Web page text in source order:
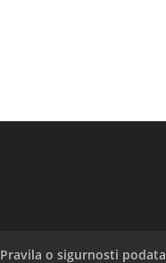
Pravila o sigurnosti